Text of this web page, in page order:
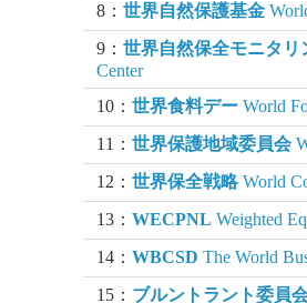
8：世界自然保護基金
9：世界自然保全モニタリ
Center
10：世界食料デー World
11：世界保護地域委員会
12：世界保全戦略World
13：WECPNL Weighted
14：WBCSD The World
15： ブルントラント委員